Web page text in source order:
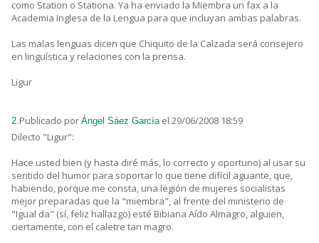
como Station o Stationa. Ya ha enviado la Miembra un fax a la
Academia Inglesa de la Lengua para que incluyan ambas palabras.
Las malas lenguas dicen que Chiquito de la Calzada será consejero
en linguística y relaciones con la prensa.
Ligur
2.Publicado por Ángel Sáez García el 29/06/2008 18:59
Dilecto "Ligur":
Hace usted bien (y hasta diré más, lo correcto y oportuno) al usar su
sentido del humor para soportar lo que tiene difícil aguante, que,
habiendo, porque me consta, una legión de mujeres socialistas
mejor preparadas que la "miembra", al frente del ministerio de
"Igual da" (sí, feliz hallazgo) esté Bibiana Aído Almagro, alguien,
ciertamente, con el caletre tan magro.